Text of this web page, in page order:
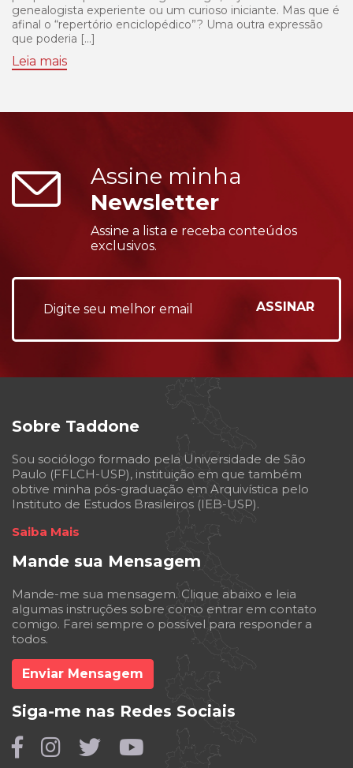
genealogista experiente ou um curioso iniciante. Mas que é
afinal o “repertório enciclopédico”? Uma outra expressão
que poderia […]
Leia mais
Assine minha
Newsletter
Assine a lista e receba conteúdos
exclusivos.
Sobre Taddone
Sou sociólogo formado pela Universidade de São
Paulo (FFLCH-USP), instituição em que também
obtive minha pós-graduação em Arquivística pelo
Instituto de Estudos Brasileiros (IEB-USP).
Saiba Mais
Mande sua Mensagem
Mande-me sua mensagem. Clique abaixo e leia
algumas instruções sobre como entrar em contato
comigo. Farei sempre o possível para responder a
todos.
Enviar Mensagem
Siga-me nas Redes Sociais